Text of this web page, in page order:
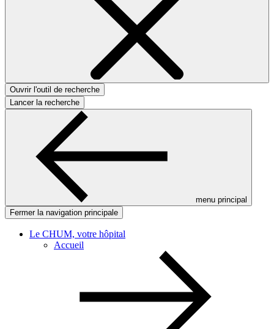
Ouvrir l'outil de recherche
Lancer la recherche
menu principal
Fermer la navigation principale
Le CHUM, votre hôpital
Accueil